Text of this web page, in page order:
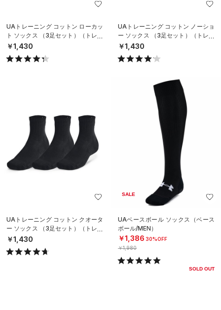
UAトレーニング コットン ローカッ
ト ソックス （3足セット）（トレー
ニング/UNISEX）
￥1,430
UAトレーニング コットン ノーショ
ー ソックス （3足セット）（トレー
ニング/UNISEX）
￥1,430
UAトレーニング コットン クオータ
ー ソックス （3足セット）（トレー
ニング/UNISEX）
￥1,430
SALE
UAベースボール ソックス（ベース
ボール/MEN）
￥1,386 30%OFF
￥1,980
SOLD OUT